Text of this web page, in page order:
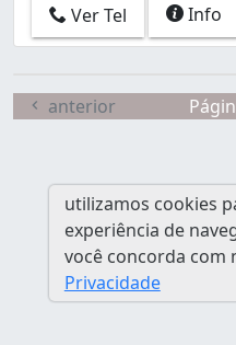
Grajaú (2)
Guaratiba (3)
Jacarepaguá (2)
Moneró (1)
Méier (2)
Paciência (1)
Pechincha (1)
Penha Circular (1)
Ver Tel Info
anterior
utilizamos cookies
experiência de
você concorda com
Privacidade